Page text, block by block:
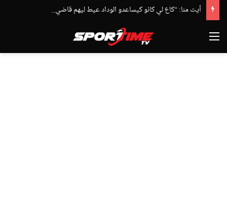
القائمة